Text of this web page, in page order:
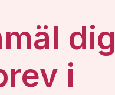
dig
i